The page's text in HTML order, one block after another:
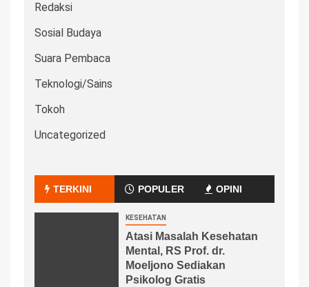
Redaksi
Sosial Budaya
Suara Pembaca
Teknologi/Sains
Tokoh
Uncategorized
TERKINI POPULER OPINI
KESEHATAN
Atasi Masalah Kesehatan
Mental, RS Prof. dr.
Moeljono Sediakan
Psikolog Gratis